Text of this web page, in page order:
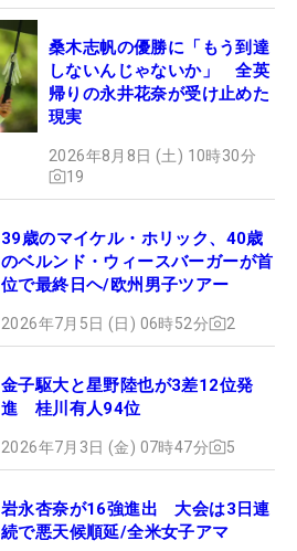
桑木志帆の優勝に「もう到達
しないんじゃないか」 全英
帰りの永井花奈が受け止めた
現実
2026年8月8日 (土) 10時30分
19
39歳のマイケル・ホリック、40歳
のベルンド・ウィースバーガーが首
位で最終日ヘ/欧州男子ツアー
2026年7月5日 (日) 06時52分 2
金子駆大と星野陸也が3差12位発
進 桂川有人94位
2026年7月3日 (金) 07時47分 5
岩永杏奈が16強進出 大会は3日連
続で悪天候順延/全米女子アマ